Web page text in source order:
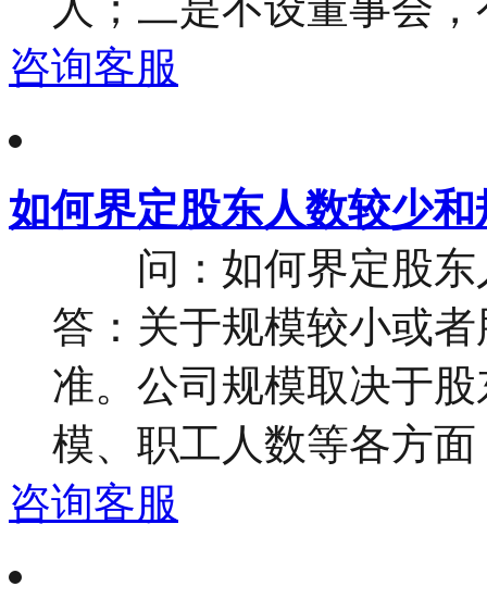
咨询客服
如何界定股东人数较少
问：如何界定股东
答：关于规模较小或
准。公司规模取决于
模、职工人数等各方
咨询客服